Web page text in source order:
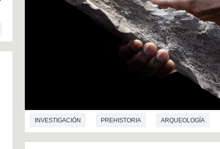
INVESTIGACIÓN PREHISTORIA ARQUEOLOGÍA